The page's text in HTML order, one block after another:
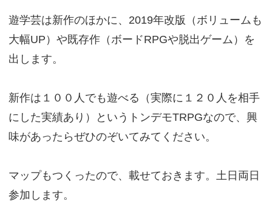
遊学芸は新作のほかに、2019年改版（ボリュームも
大幅UP）や既存作（ボードRPGや脱出ゲーム）を
出します。
新作は１００人でも遊べる（実際に１２０人を相手
にした実績あり）というトンデモTRPGなので、興
味があったらぜひのぞいてみてください。
マップもつくったので、載せておきます。土日両日
参加します。